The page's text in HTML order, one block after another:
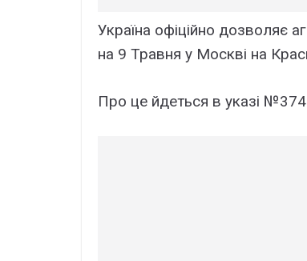
Україна офіційно дозволяє
на 9 Травня у Москві на
Про це йдеться в указі №374